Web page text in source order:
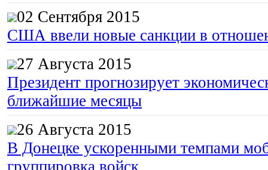
02 Сентября 2015
США ввели новые санкции в
27 Августа 2015
Президент прогнозирует
ближайшие месяцы
26 Августа 2015
В Донецке ускоренными темпами
группировка войск